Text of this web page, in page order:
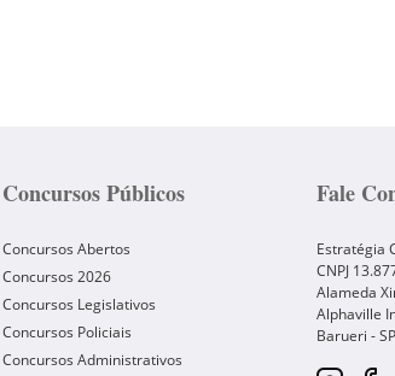
Concursos Públicos
Concursos Abertos
Concursos 2026
Concursos Legislativos
Concursos Policiais
Concursos Administrativos
Fale
Estratégia
CNPJ
Alameda
Alphaville
Barueri -SP